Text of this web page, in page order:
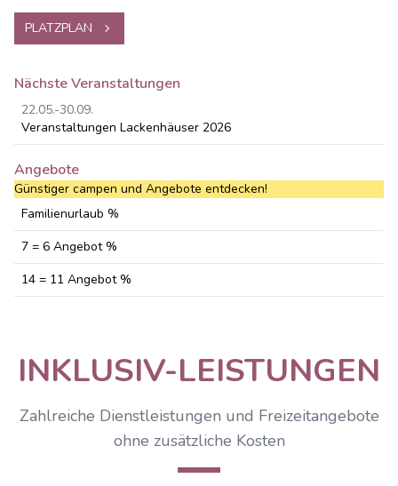
PLATZPLAN
Nächste Veranstaltungen
22.05.-30.09.
Veranstaltungen Lackenhäuser 2026
Angebote
Günstiger campen und Angebote entdecken!
Familienurlaub %
7 = 6 Angebot %
14 = 11 Angebot %
INKLUSIV-LEISTUNGEN
Zahlreiche Dienstleistungen und Freizeitangebote
ohne zusätzliche Kosten